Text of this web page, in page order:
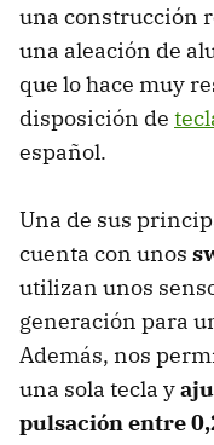
una construcción
una aleación de
que lo hace muy
disposición de
español.
Una de sus
cuenta con unos
utilizan unos
generación para
Además, nos
una sola tecla y
pulsación entre